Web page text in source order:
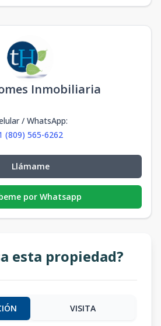
Inmobiliaria
/ WhatsApp:
(809) 565-6262
Llámame
por Whatsapp
esta propiedad?
VISITA